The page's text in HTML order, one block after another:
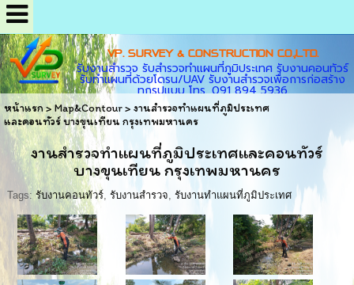
VP. SURVEY & CONSTRUCTION CO.,LTD.
รับงานสำรวจ รับสำรวจทำแผนที่ภูมิประเทศ รับงานคอนทัวร์
รับทำแผนที่ด้วยโดรน/UAV รับงานสำรวจเพื่อการก่อสร้าง
ทุกรูปแบบ โทร. 091 894 5936
หน้าแรก>Map&Contour> งานสำรวจทำแผนที่ภูมิประเทศ
และคอนทัวร์ บางขุนเทียน กรุงเทพมหานคร
งานสำรวจทำแผนที่ภูมิประเทศและคอนทัวร์
บางขุนเทียน กรุงเทพมหานคร
Tags: รับงานคอนทัวร์, รับงานสำรวจ, รับงานทำแผนที่ภูมิประเทศ